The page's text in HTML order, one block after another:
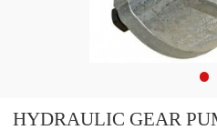
HYDRAULIC GEAR